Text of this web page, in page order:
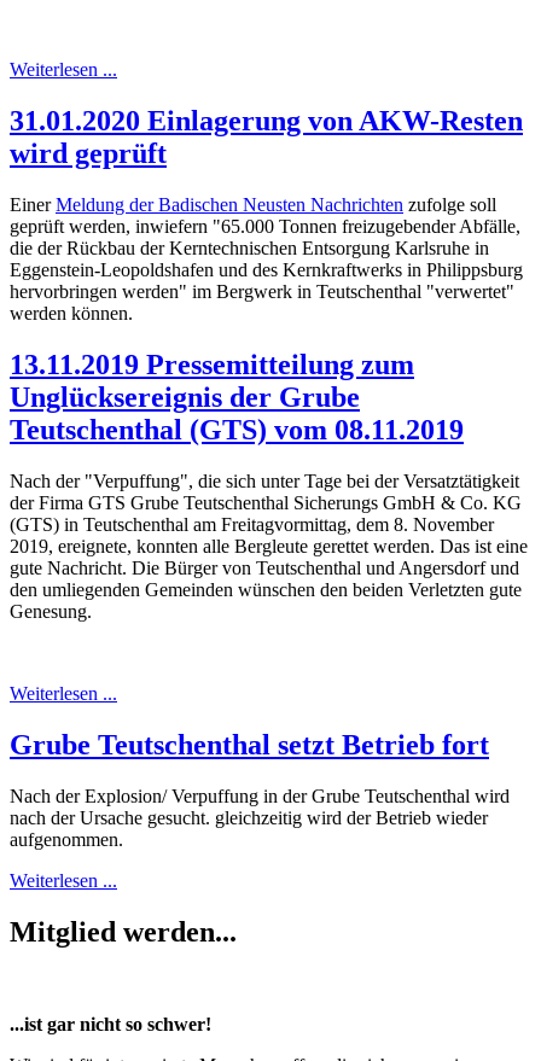
Weiterlesen ...
31.01.2020 Einlagerung von AKW-Resten
wird geprüft
EinerMeldung der Badischen Neusten Nachrichten zufolge soll
geprüft werden, inwiefern "65.000 Tonnen freizugebender Abfälle,
die der Rückbau der Kerntechnischen Entsorgung Karlsruhe in
Eggenstein-Leopoldshafen und des Kernkraftwerks in Philippsburg
hervorbringen werden" im Bergwerk in Teutschenthal "verwertet"
werden können.
13.11.2019 Pressemitteilung zum
Unglücksereignis der Grube
Teutschenthal (GTS) vom 08.11.2019
Nach der "Verpuffung", die sich unter Tage bei der Versatztätigkeit
der Firma GTS Grube Teutschenthal Sicherungs GmbH & Co. KG
(GTS) in Teutschenthal am Freitagvormittag, dem 8. November
2019, ereignete, konnten alle Bergleute gerettet werden. Das ist eine
gute Nachricht. Die Bürger von Teutschenthal und Angersdorf und
den umliegenden Gemeinden wünschen den beiden Verletzten gute
Genesung.
Weiterlesen ...
Grube Teutschenthal setzt Betrieb fort
Nach der Explosion/ Verpuffung in der Grube Teutschenthal wird
nach der Ursache gesucht. gleichzeitig wird der Betrieb wieder
aufgenommen.
Weiterlesen ...
Mitglied werden...
...ist gar nicht so schwer!